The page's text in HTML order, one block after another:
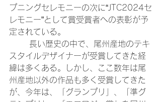
プニングセレモニーの次に“JTC2024セ
レモニー”として賞受賞者への表彰が予
定されている。
スタイルデザイナーが受賞してきた経
緯は多くある。しかし、ここ数年は尾
州産地以外の作品も多く受賞してきた
が、今年は、「グランプリ」、「準グ